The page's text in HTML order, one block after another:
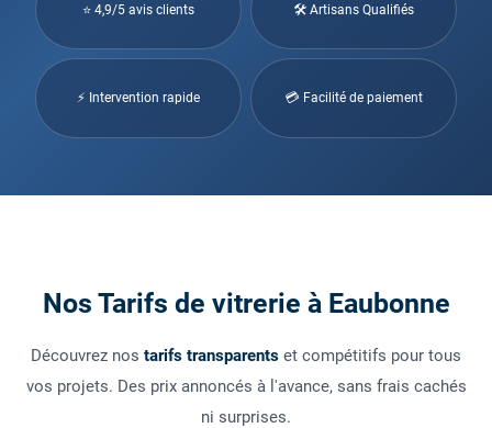
⭐ 4,9/5 avis clients 🛠 Artisans Qualifiés
⚡ Intervention rapide 💳 Facilité de paiement
Nos Tarifs de vitrerie à Eaubonne
Découvrez nos tarifs transparents et compétitifs pour tous
vos projets. Des prix annoncés à l'avance, sans frais cachés
ni surprises.